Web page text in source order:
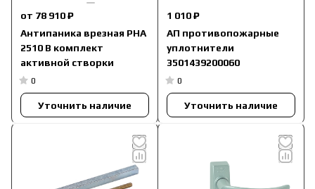
от 78 910 ₽
Антипаника врезная PHA
2510 B комплект
активной створки
0
Уточнить наличие
1 010 ₽
АП противопожарные
уплотнители
3501439200060
0
Уточнить наличие